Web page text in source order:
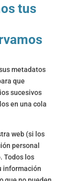
tus
metadatos
que
sucesivos
en una cola
web (si los
personal
Todos los
información